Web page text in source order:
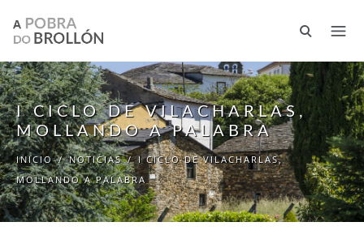
I CICLO DE VILACHARLAS,
MOLLANDO A PALABRA
INICIO / NOTICIAS / I CICLO DE VILACHARLAS,
MOLLANDO A PALABRA